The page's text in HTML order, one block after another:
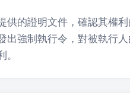
的證明文件，確認其權利
強制執行令，對被執行人